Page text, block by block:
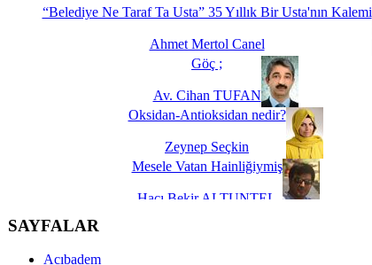
“Belediye Ne Taraf Ta Usta” 35 Yıllık Bir Usta'nın Kalemi
Ahmet Mertol Canel
Göç ;
Av. Cihan TUFAN
Oksidan-Antioksidan nedir?
Zeynep Seçkin
Mesele Vatan Hainliğiymiş
Hacı Bekir ALTUNTEL
SAYFALAR
Acıbadem